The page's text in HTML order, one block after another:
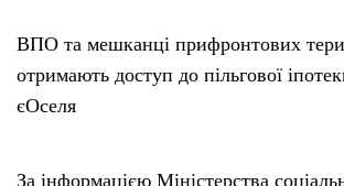
ВПО та мешканці прифронтових
отримають доступ до пільгової
єОселя
За інформацією Міністерства